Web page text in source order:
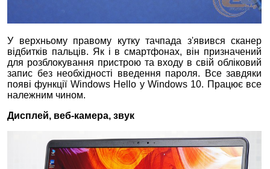
У верхньому правому кутку тачпада з'явився сканер
відбитків пальців. Як і в смартфонах, він призначений
для розблокування пристрою та входу в свій обліковий
запис без необхідності введення пароля. Все завдяки
появі функції Windows Hello у Windows 10. Працює все
належним чином.
Дисплей, веб-камера, звук